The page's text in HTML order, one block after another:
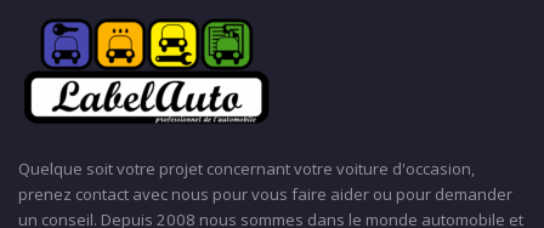
Quelque soit votre projet concernant votre voiture d'occasion,
prenez contact avec nous pour vous faire aider ou pour demander
un conseil. Depuis 2008 nous sommes dans le monde automobile et